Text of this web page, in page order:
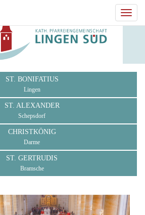
ST. BONIFATIUS
Lingen
ST. ALEXANDER
Schepsdorf
CHRISTKÖNIG
Darme
ST. GERTRUDIS
Bramsche